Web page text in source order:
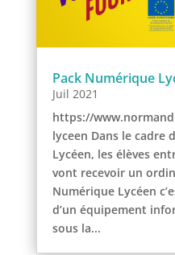
Pack Numérique
Juil 2021
https://
lyceen Dans le cadre
Lycéen, les élèves
vont recevoir un
Numérique Lycéen
d’un équipement
sous la...